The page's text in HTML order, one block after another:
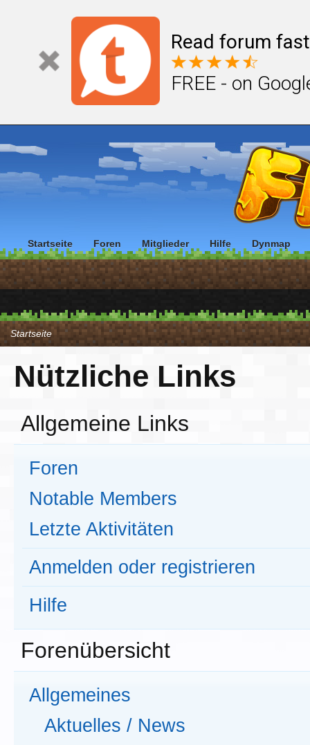
Read forum
FREE - on
Startseite
Nützliche Links
Allgemeine Links
Foren
Notable Members
Letzte Aktivitäten
Anmelden oder registrieren
Hilfe
Forenübersicht
Allgemeines
Aktuelles / News
Startseite Foren Mitglieder Hilfe Dynmap